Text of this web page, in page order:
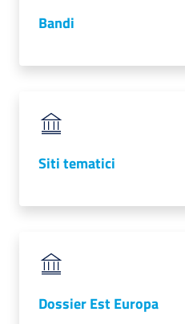
Bandi
Siti tematici
Dossier Est Europa